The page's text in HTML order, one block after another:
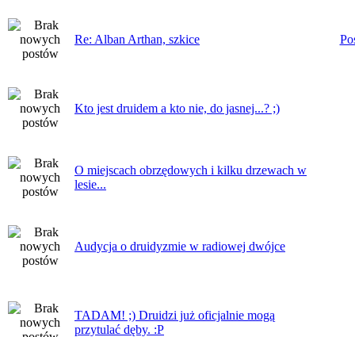
Re: Alban Arthan, szkice
Kto jest druidem a kto nie, do jasnej...? ;)
O miejscach obrzędowych i kilku drzewach w
lesie...
Audycja o druidyzmie w radiowej dwójce
TADAM! ;) Druidzi już oficjalnie mogą
przytulać dęby. :P